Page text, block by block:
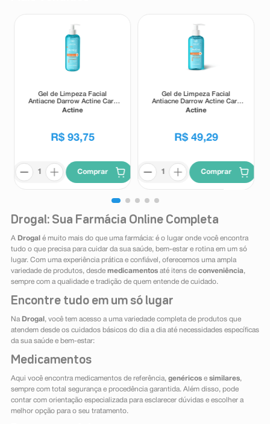
Gel de Limpeza Facial
Antiacne Darrow Actine Care
Alta Tolerância 400g
Actine
R$ 93,75
Comprar
Gel de Limpeza Facial
Antiacne Darrow Actine Care
Alta Tolerância 140g
Actine
R$ 49,29
Comprar
Drogal: Sua Farmácia Online Completa
A Drogal é muito mais do que uma farmácia: é o lugar onde você encontra
tudo o que precisa para cuidar da sua saúde, bem-estar e rotina em um só
lugar. Com uma experiência prática e confiável, oferecemos uma ampla
variedade de produtos, desde medicamentosaté itens de conveniência,
sempre com a qualidade e tradição de quem entende de cuidado.
Encontre tudo em um só lugar
Na Drogal , você tem acesso a uma variedade completa de produtos que
atendem desde os cuidados básicos do dia a dia até necessidades específicas
da sua saúde e bem-estar:
Medicamentos
Aqui você encontra medicamentos de referência, genéricose similares,
sempre com total segurança e procedência garantida. Além disso, pode
contar com orientação especializada para esclarecer dúvidas e escolher a
melhor opção para o seu tratamento.